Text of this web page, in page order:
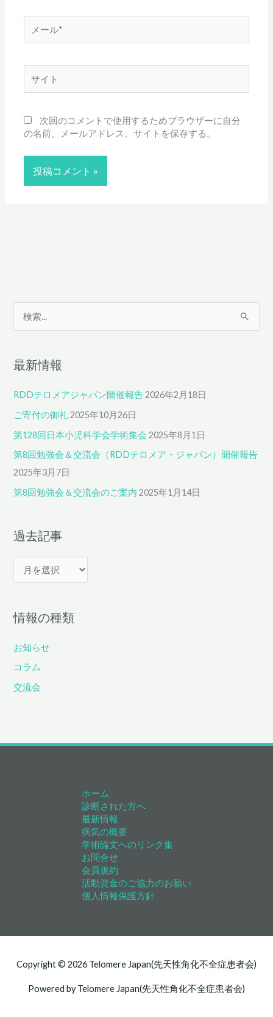
ー
次回のコメントで使用するためブラウザーに自分
の名前、メールアドレス、サイトを保存する。
索
象
最新情報
RDDテロメアジャパン開催報告 2026年2月18日
ご寄付の御礼 2025年10月26日
第128回日本小児科学会学術集会 2025年8月1日
第8回勉強会＆交流会（RDDテロメア・ジャパン）開催報告
2025年3月7日
第8回勉強会＆交流会のご案内 2025年1月14日
過去記事
去
事
情報の種類
お知らせ
コラム
交流会
ホーム
診断された方へ
最新情報
病気の概要
学術論文へのリンク集
お問合せ
会員規約
活動資金のご協力のお願い
個人情報保護方針
Copyright © 2026 Telomere Japan(先天性角化不全症患者会)
Powered by Telomere Japan(先天性角化不全症患者会)